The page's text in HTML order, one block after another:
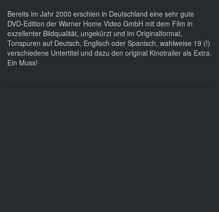
Bereits im Jahr 2000 erschien in Deutschland eine sehr gute
DVD-Edition der Warner Home Video GmbH mit dem Film in
exzellenter Bildqualität, ungekürzt und im Originalformat,
Tonspuren auf Deutsch, Englisch oder Spanisch, wahlweise 19 (!)
verschiedene Untertitel und dazu den original Kinotrailer als Extra.
Ein Muss!